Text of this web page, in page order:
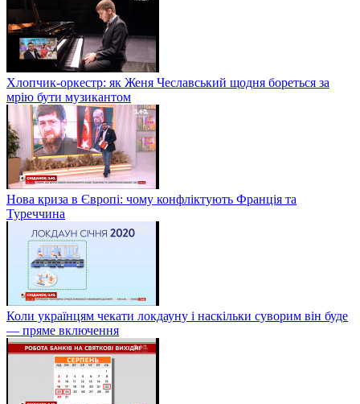
Хлопчик-оркестр: як Женя Чеславський щодня бореться за
мрію бути музикантом
Нова криза в Європі: чому конфліктують Франція та
Туреччина
Коли українцям чекати локдауну і наскільки суворим він буде
— пряме включення